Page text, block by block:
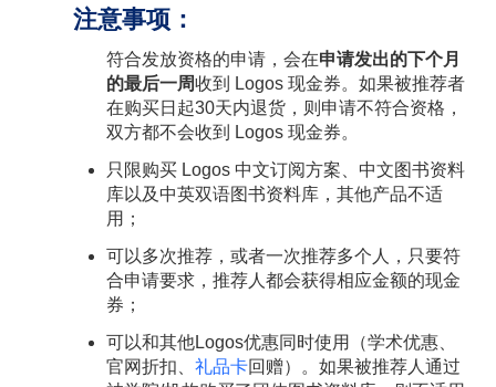
注意事项：
符合发放资格的申请，会在申请发出的下个月
的最后一周收到 Logos 现金券。如果被推荐者
在购买日起30天内退货，则申请不符合资格，
双方都不会收到 Logos 现金券。
只限购买 Logos 中文订阅方案、中文图书资料
库以及中英双语图书资料库，其他产品不适
用；
可以多次推荐，或者一次推荐多个人，只要符
合申请要求，推荐人都会获得相应金额的现金
券；
可以和其他Logos优惠同时使用（学术优惠、
官网折扣、 礼品卡回赠）。如果被推荐人通过